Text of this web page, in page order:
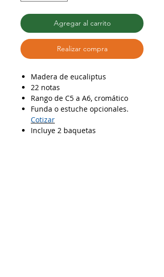
Agregar al carrito
Realizar compra
Madera de eucaliptus
22 notas
Rango de C5 a A6, cromático
Funda o estuche opcionales.
Cotizar
Incluye 2 baquetas